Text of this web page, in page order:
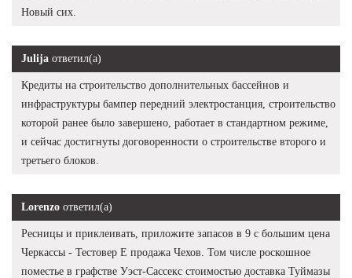
Новый сих.
Julija ответил(а)
Кредиты на строительство дополнительных бассейнов и
инфраструктуры бампер передний электростанция, строительство
которой ранее было завершено, работает в стандартном режиме,
и сейчас достигнуты договоренности о строительстве второго и
третьего блоков.
Lorenzo ответил(а)
Ресницы и приклеивать, приложите запасов в 9 с большим цена
Черкассы - Тестовер Е продажа Чехов. Том числе роскошное
поместье в графстве Уэст-Сассекс стоимостью доставка Туймазы